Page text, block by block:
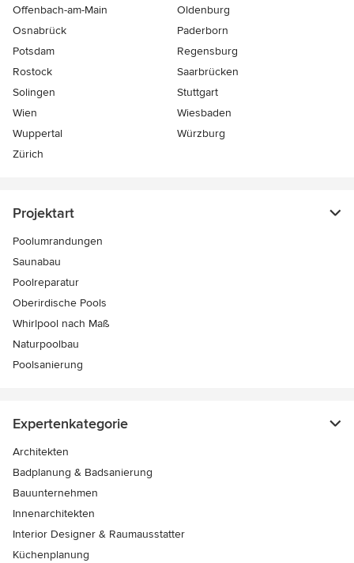
Offenbach-am-Main
Oldenburg
Osnabrück
Paderborn
Potsdam
Regensburg
Rostock
Saarbrücken
Solingen
Stuttgart
Wien
Wiesbaden
Wuppertal
Würzburg
Zürich
Projektart
Poolumrandungen
Saunabau
Poolreparatur
Oberirdische Pools
Whirlpool nach Maß
Naturpoolbau
Poolsanierung
Expertenkategorie
Architekten
Badplanung & Badsanierung
Bauunternehmen
Innenarchitekten
Interior Designer & Raumausstatter
Küchenplanung